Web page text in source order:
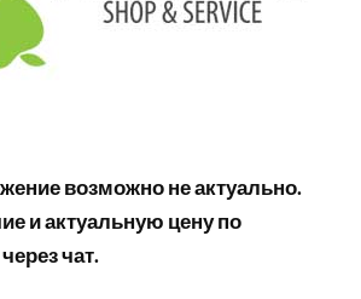
возможно не актуально.
и актуальную цену по
чат.